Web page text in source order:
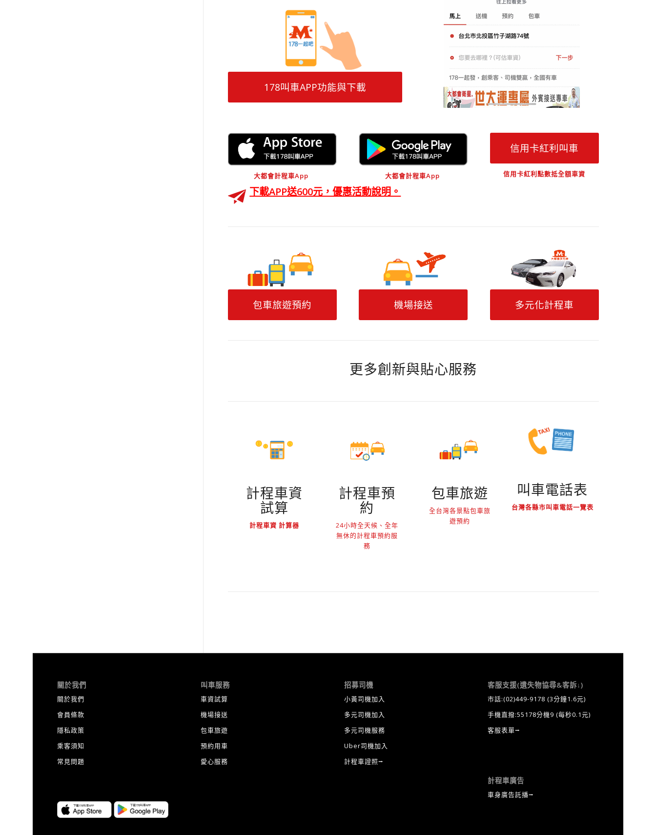
178叫車APP功能與下載
大都會計程車App 大都會計程車App
信用卡紅利叫車
信用卡紅利點數抵全額車資
下載APP送600元，優惠活動說明。
包車旅遊預約 機場接送 多元化計程車
更多創新與貼心服務
計程車資
試算
計程車資 計算器
計程車預
約
24小時全天候、全年
無休的計程車預約服
務
包車旅遊
全台灣各景點包車旅
遊預約
叫車電話表
台灣各縣市叫車電話一覽表
關於我們
關於我們
會員條款
隱私政策
乘客須知
常見問題
叫車服務
車資試算
機場接送
包車旅遊
預約用車
愛心服務
招募司機
小黃司機加入
多元司機加入
多元司機服務
Uber司機加入
計程車證照⭢
客服支援(遺失物協尋&客訴↓)
市話:(02)449-9178 (3分鐘1.6元)
手機直撥:55178分機9 (每秒0.1元)
客服表單⭢
計程車廣告
車身廣告託播⭢